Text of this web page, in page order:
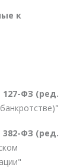
к
127-ФЗ (ред.
382-ФЗ (ред.